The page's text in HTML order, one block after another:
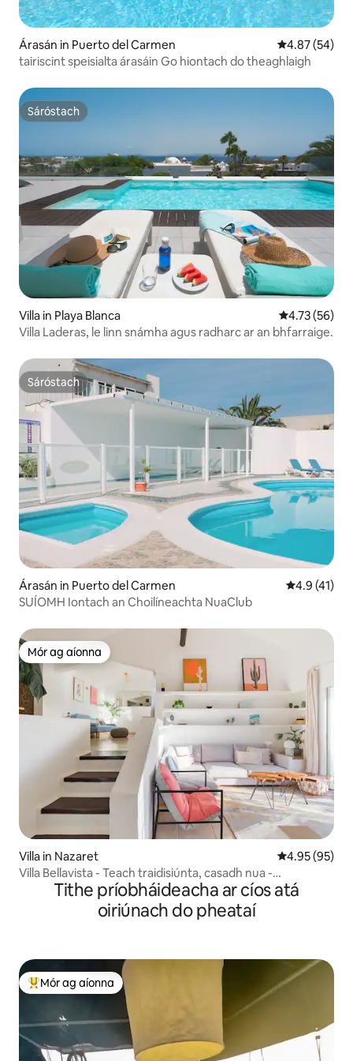
Árasán in Puerto del Carmen Meánrátáil
4.87 (54)
tairiscint speisialta árasáin Go hiontach do theaghlaigh
Sáróstach
Sáróstach
Villa in Playa Blanca Meánrátáil
4.73 (56)
Villa Laderas, le linn snámha agus radharc ar an bhfarraige.
Sáróstach
Sáróstach
Árasán in Puerto del Carmen Meánrátáil
4.9 (41)
SUÍOMH Iontach an Choilíneachta NuaClub
Mór ag aíonna
Mór ag aíonna
Villa in Nazaret Meánrátáil
4.95 (95)
Villa Bellavista - Teach traidisiúnta, casadh nua -
aimsearthaTithe príobháideacha ar cíos atá
oiriúnach do pheataí
An-mhór ag aíonna
Mór ag aíonna